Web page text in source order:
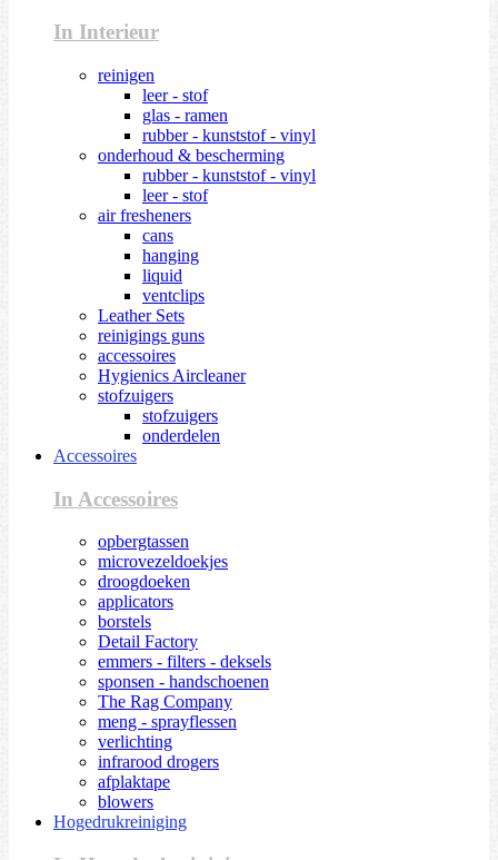
In Interieur
reinigen
leer - stof
glas - ramen
rubber - kunststof - vinyl
onderhoud & bescherming
rubber - kunststof - vinyl
leer - stof
air fresheners
cans
hanging
liquid
ventclips
Leather Sets
reinigings guns
accessoires
Hygienics Aircleaner
stofzuigers
stofzuigers
onderdelen
Accessoires
In Accessoires
opbergtassen
microvezeldoekjes
droogdoeken
applicators
borstels
Detail Factory
emmers - filters - deksels
sponsen - handschoenen
The Rag Company
meng - sprayflessen
verlichting
infrarood drogers
afplaktape
blowers
Hogedrukreiniging